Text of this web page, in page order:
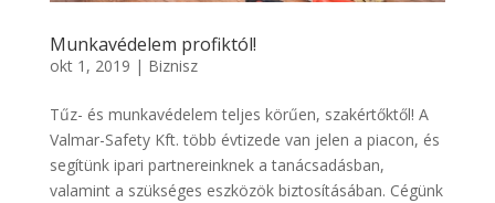
Munkavédelem profiktól!
okt 1, 2019 | Biznisz
Tűz- és munkavédelem teljes körűen, szakértőktől! A
Valmar-Safety Kft. több évtizede van jelen a piacon, és
segítünk ipari partnereinknek a tanácsadásban,
valamint a szükséges eszközök biztosításában. Cégünk